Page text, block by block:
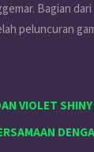
Bagian
peluncuran
VIOLET SHINY